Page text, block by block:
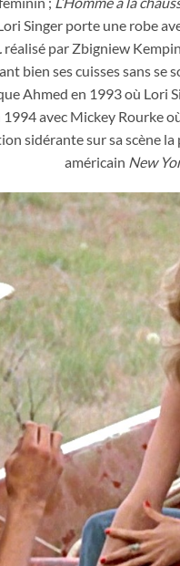
Singer porte une robe
réalisé par Zbigniew
bien ses cuisses sans se
Ahmed en 1993 où Lori
avec Mickey Rourke
sidérante sur sa scène
américain New